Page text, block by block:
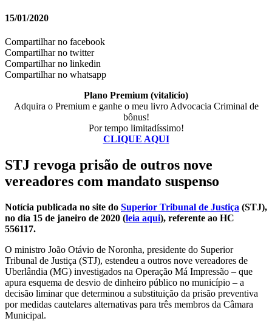
15/01/2020
Compartilhar no facebook
Compartilhar no twitter
Compartilhar no linkedin
Compartilhar no whatsapp
Plano Premium (vitalício)
Adquira o Premium e ganhe o meu livro Advocacia Criminal de
bônus!
Por tempo limitadíssimo!
CLIQUE AQUI
STJ revoga prisão de outros nove
vereadores com mandato suspenso
Notícia publicada no site do Superior Tribunal de Justiça (STJ),
no dia 15 de janeiro de 2020 (leia aqui), referente ao HC
556117.
O ministro João Otávio de Noronha, presidente do Superior
Tribunal de Justiça (STJ), estendeu a outros nove vereadores de
Uberlândia (MG) investigados na Operação Má Impressão – que
apura esquema de desvio de dinheiro público no município – a
decisão liminar que determinou a substituição da prisão preventiva
por medidas cautelares alternativas para três membros da Câmara
Municipal.